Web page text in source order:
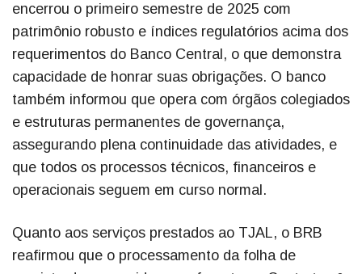
encerrou o primeiro semestre de 2025 com
patrimônio robusto e índices regulatórios acima dos
requerimentos do Banco Central, o que demonstra
capacidade de honrar suas obrigações. O banco
também informou que opera com órgãos colegiados
e estruturas permanentes de governança,
assegurando plena continuidade das atividades, e
que todos os processos técnicos, financeiros e
operacionais seguem em curso normal.
Quanto aos serviços prestados ao TJAL, o BRB
reafirmou que o processamento da folha de